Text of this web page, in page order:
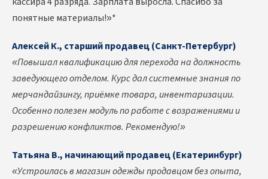
понятные материалы!»*
Алексей К., старший продавец (Санкт-Петербург)
«Повышал квалификацию для перехода на должность
заведующего отделом. Курс дал системные знания по
мерчандайзингу, приёмке товара, инвентаризации.
Особенно полезен модуль по работе с возражениями и
разрешению конфликтов. Рекомендую!»
Татьяна В., начинающий продавец (Екатеринбург)
«Устроилась в магазин одежды продавцом без опыта,